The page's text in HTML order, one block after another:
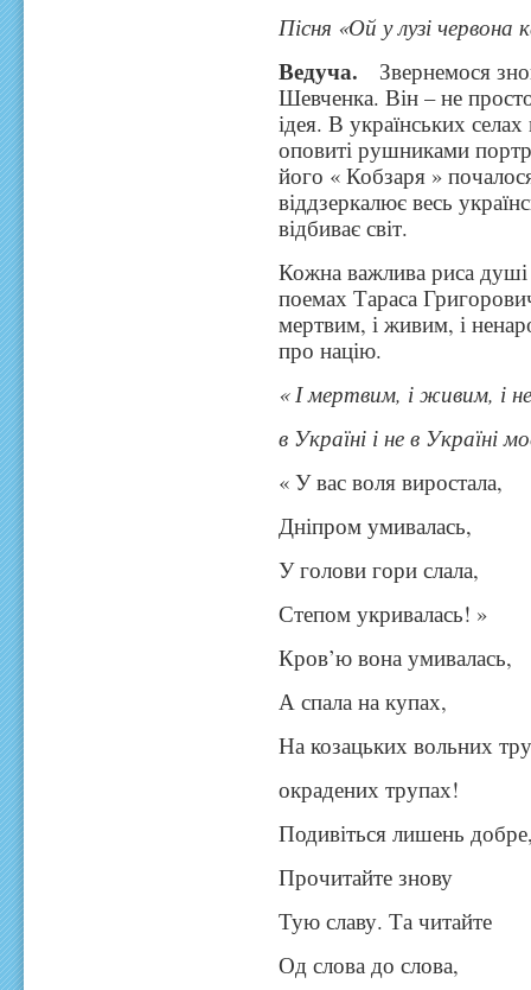
Пісня «Ой у лузі червона
Ведуча. Звернемося
Шевченка. Він – не
ідея. В українських
оповиті рушниками
його « Кобзаря »
віддзеркалює весь
відбиває світ.
Кожна важлива риса душі
поемах Тараса
мертвим, і живим, і
про націю.
« І мертвим, і живим, і
в Україні і не в Україні
« У вас воля виростала,
Дніпром умивалась,
У голови гори слала,
Степом укривалась! »
Кров’ю вона умивалась,
А спала на купах,
На козацьких вольних
окрадених трупах!
Подивіться лишень
Прочитайте знову
Тую славу. Та читайте
Од слова до слова,